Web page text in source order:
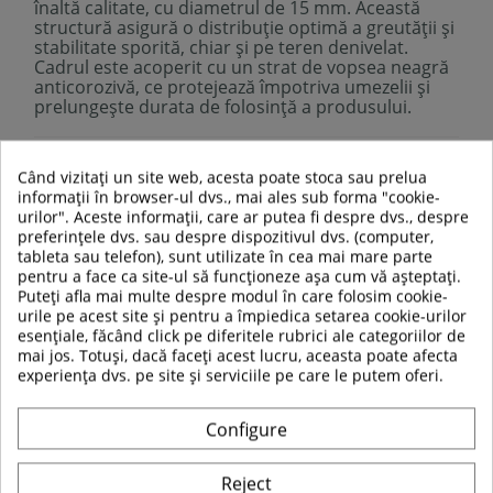
înaltă calitate, cu diametrul de 15 mm. Această
structură asigură o distribuție optimă a greutății și
stabilitate sporită, chiar și pe teren denivelat.
Cadrul este acoperit cu un strat de vopsea neagră
anticorozivă, ce protejează împotriva umezelii și
prelungește durata de folosință a produsului.
Materiale rezistente și design
practic
Șezutul este realizat din țesătură durabilă600D PE
Oxford, rezistentă la abraziune, umezeală și
întindere. Materialul este ușor de curățat, ideal
pentru utilizarea intensă în condiții de teren.
Mobilitate și transport facil
În ciuda construcției robuste, scaunul cântărește
doar
2,47 kg , iar dimensiunile compacte de
15,5 × 11,5 cmcând este pliat îl fac ușor de
depozitat și transportat. Este inclusă o
practică de transport, care protejează scaunul și
facilitează purtarea sa în timpul călătoriilor.
Când vizitați un site web, acesta poate stoca sau prelua
informații în browser-ul dvs., mai ales sub forma "cookie-
urilor". Aceste informații, care ar putea fi despre dvs., despre
preferințele dvs. sau despre dispozitivul dvs. (computer,
tableta sau telefon), sunt utilizate în cea mai mare parte
pentru a face ca site-ul să funcționeze așa cum vă așteptați.
Puteți afla mai multe despre modul în care folosim cookie-
urile pe acest site și pentru a împiedica setarea cookie-urilor
esențiale, făcând click pe diferitele rubrici ale categoriilor de
mai jos. Totuși, dacă faceți acest lucru, aceasta poate afecta
experiența dvs. pe site și serviciile pe care le putem oferi.
Configure
Reject